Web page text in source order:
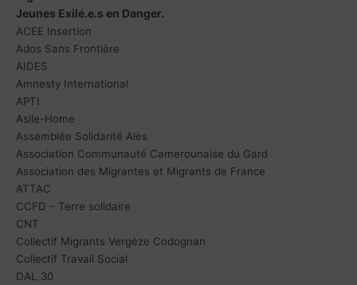
Jeunes Exilé.e.s en Danger.
ACEE Insertion
Ados Sans Frontière
AIDES
Amnesty International
APTI
Asile-Home
Assemblée Solidarité Alès
Association Communauté Camerounaise du Gard
Association des Migrantes et Migrants de France
ATTAC
CCFD – Terre solidaire
CNT
Collectif Migrants Vergèze Codognan
Collectif Travail Social
DAL 30